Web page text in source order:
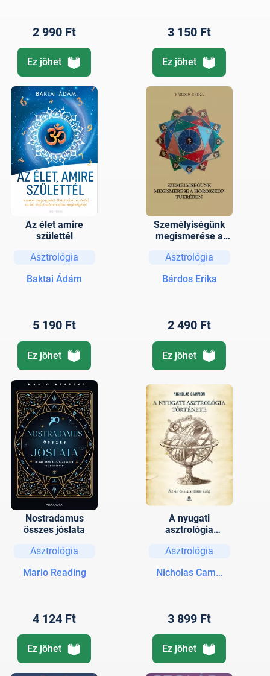
2 990 Ft
Ez jöhet
3 150 Ft
Ez jöhet
Az élet amire
születtél
Asztrológia
Baktai Ádám
5 190 Ft
Ez jöhet
Személyiségünk
megismerése a
tükrében
Asztrológia
Bárdos Erika
2 490 Ft
Ez jöhet
Nostradamus
összes jóslata
Asztrológia
Mario Reading
4 124 Ft
Ez jöhet
A nyugati
asztrológia
Asztrológia
Nicholas Campion
3 899 Ft
Ez jöhet